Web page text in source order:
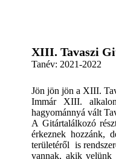
XIII. Tavaszi
Tanév: 2021-2022
Jön jön jön a XIII.
Immár XIII.
hagyománnyá vált
A Gitártalálkozó
érkeznek hozzánk,
területéről is
vannak, akik velünk